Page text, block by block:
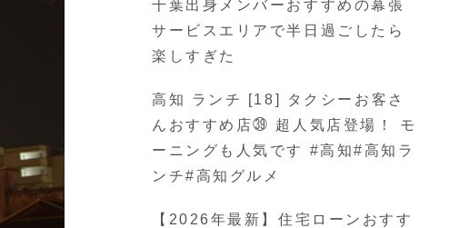
千葉出身メンバーおすすめの幕張
サービスエリアで半日過ごしたら
楽しすぎた
高知 ランチ [18] タクシーお客さ
んおすすめ店㊴ 超人気店登場！ モ
ーニングも人気です #高知#高知ラ
ンチ#高知グルメ
【2026年最新】住宅ローンおすす